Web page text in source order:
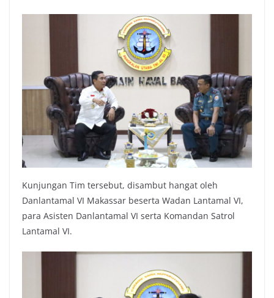
Kunjungan Tim tersebut, disambut hangat oleh
Danlantamal VI Makassar beserta Wadan Lantamal VI,
para Asisten Danlantamal VI serta Komandan Satrol
Lantamal VI.